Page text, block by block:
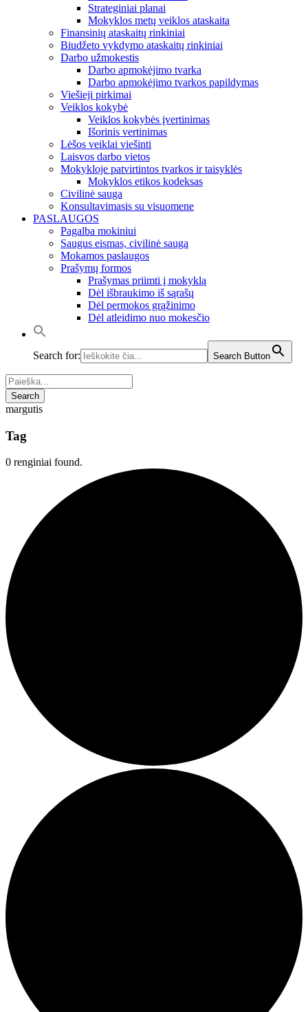
Strateginiai planai
Mokyklos metų veiklos ataskaita
Finansinių ataskaitų rinkiniai
Biudžeto vykdymo ataskaitų rinkiniai
Darbo užmokestis
Darbo apmokėjimo tvarka
Darbo apmokėjimo tvarkos papildymas
Viešieji pirkimai
Veiklos kokybė
Veiklos kokybės įvertinimas
Išorinis vertinimas
Lėšos veiklai viešinti
Laisvos darbo vietos
Mokykloje patvirtintos tvarkos ir taisyklės
Mokyklos etikos kodeksas
Civilinė sauga
Konsultavimasis su visuomene
PASLAUGOS
Pagalba mokiniui
Saugus eismas, civilinė sauga
Mokamos paslaugos
Prašymų formos
Prašymas priimti į mokyklą
Dėl išbraukimo iš sąrašų
Dėl permokos grąžinimo
Dėl atleidimo nuo mokesčio
Search for: Search Button
margutis
Tag
0 renginiai found.